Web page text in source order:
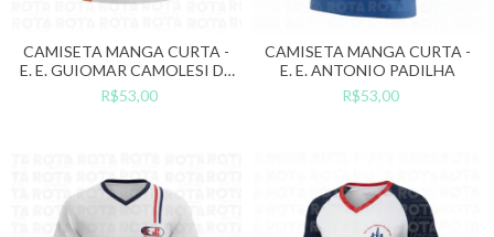
CAMISETA MANGA CURTA -
E. E. GUIOMAR CAMOLESI DE
SOUZA
R$53,00
CAMISETA MANGA CURTA -
E. E. ANTONIO PADILHA
R$53,00